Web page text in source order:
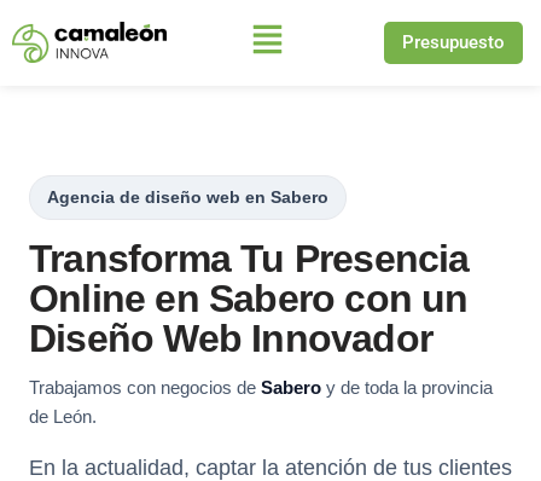
Saltar
Presupuesto
Agencia de diseño web en Sabero
Transforma Tu Presencia
Online en Sabero con un
Diseño Web Innovador
Trabajamos con negocios de Sabero y de toda la provincia
de León.
En la actualidad, captar la atención de tus clientes